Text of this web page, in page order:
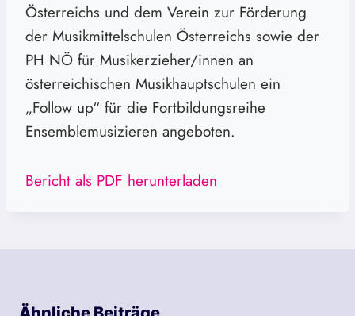
Österreichs und dem Verein zur Förderung
der Musikmittelschulen Österreichs sowie der
PH NÖ für Musikerzieher/innen an
österreichischen Musikhauptschulen ein
„Follow up“ für die Fortbildungsreihe
Ensemblemusizieren angeboten.
Bericht als PDF herunterladen